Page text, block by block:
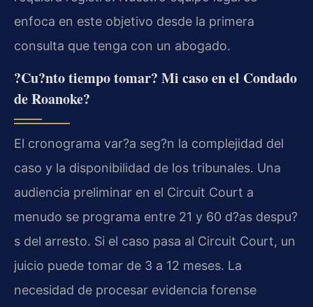
enfoca en este objetivo desde la primera
consulta que tenga con un abogado.
?Cu?nto tiempo tomar? Mi caso en el Condado
de Roanoke?
El cronograma var?a seg?n la complejidad del
caso y la disponibilidad de los tribunales. Una
audiencia preliminar en el Circuit Court a
menudo se programa entre 21 y 60 d?as despu?
s del arresto. Si el caso pasa al Circuit Court, un
juicio puede tomar de 3 a 12 meses. La
necesidad de procesar evidencia forense